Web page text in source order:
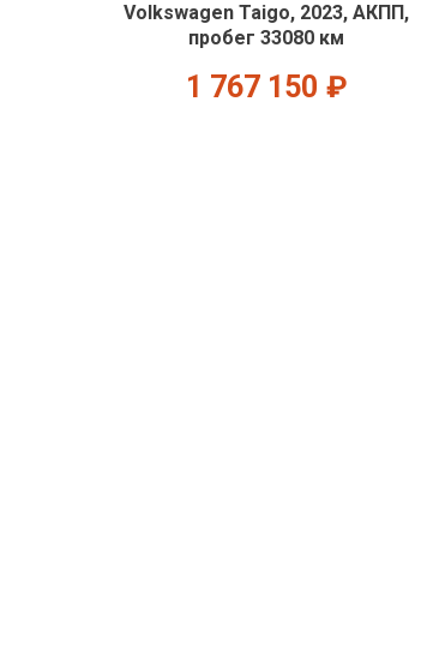
Volkswagen Taigo, 2023, АКПП,
пробег 33080 км
1 767 150 ₽